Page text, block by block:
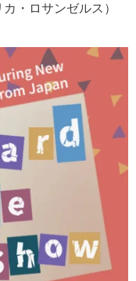
・ロサンゼルス）